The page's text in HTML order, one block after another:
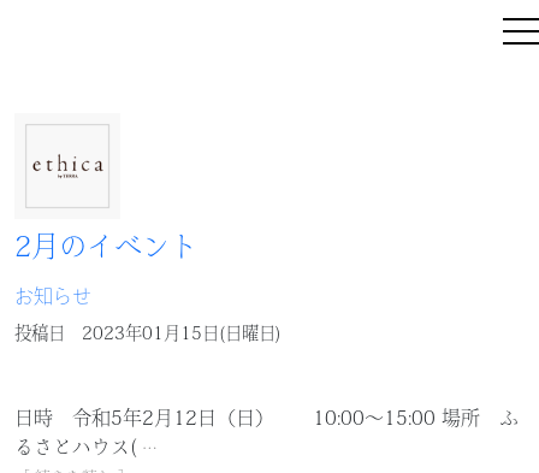
2月のイベント
お知らせ
投稿日 2023年01月15日(日曜日)
日時 令和5年2月12日（日） 10:00～15:00 場所 ふ
るさとハウス( …